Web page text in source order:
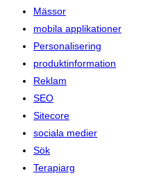
Mässor
mobila applikationer
Personalisering
produktinformation
Reklam
SEO
Sitecore
sociala medier
Sök
Terapiarg